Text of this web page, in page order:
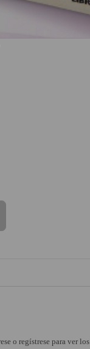
o regístrese para ver los